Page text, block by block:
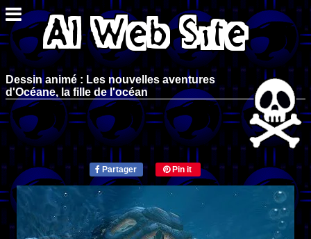
Dessin animé : Les nouvelles aventures
d'Océane, la fille de l'océan
Partager Pin it